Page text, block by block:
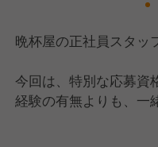
【社員が安心して働け
当店の運営元は、丸亀
「トリドールホールデ
す。
安定した経営基盤が
晩杯屋の正社員スタッ
今回は、特別な応募資
経験の有無よりも、一